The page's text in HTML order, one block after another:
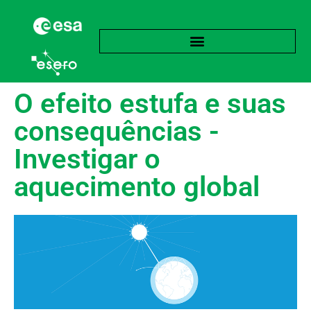
O efeito estufa e suas
consequências -
Investigar o
aquecimento global